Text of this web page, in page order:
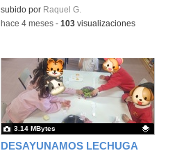
Contenido educativo.
subido por Raquel G.
-hace 4 meses- 103visualizaciones
DESAYUNAMOS LECHUGA
3.14 MBytes